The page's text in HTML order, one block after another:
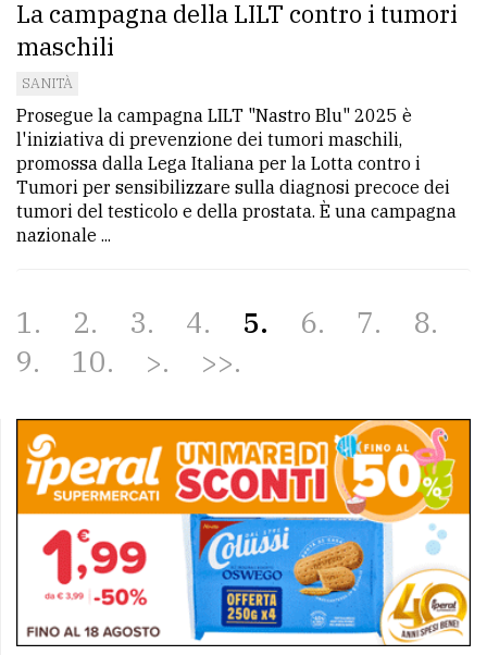
La campagna della LILT contro i tumori
maschili
SANITÀ
Prosegue la campagna LILT "Nastro Blu" 2025 è
l'iniziativa di prevenzione dei tumori maschili,
promossa dalla Lega Italiana per la Lotta contro i
Tumori per sensibilizzare sulla diagnosi precoce dei
tumori del testicolo e della prostata. È una campagna
nazionale ...
1 2 3 4 5 6 7
8
9
10 > >>